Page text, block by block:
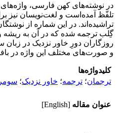
در نوشته‌های کهن فارسی،
تلفّظ آمده‌است و لغت‌نویسان نیز
گِلب ترجمه شده که در آن به ریشه و
روزگاران دورِ خاور نزدیک در
و صورت‌های مختلف این واژه در
کلیدواژه‌ها
ترجمان؛ ترجمه؛ خاور نزدیک؛
عنوان مقاله [English]